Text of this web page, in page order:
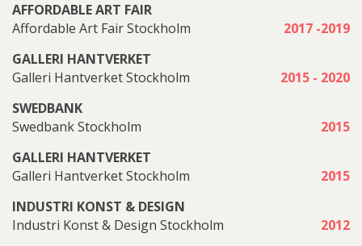
AFFORDABLE ART FAIR
Affordable Art Fair Stockholm
2017 -2019
GALLERI HANTVERKET
Galleri Hantverket Stockholm
2015 - 2020
SWEDBANK
Swedbank Stockholm
2015
GALLERI HANTVERKET
Galleri Hantverket Stockholm
2015
INDUSTRI KONST & DESIGN
Industri Konst & Design Stockholm
2012